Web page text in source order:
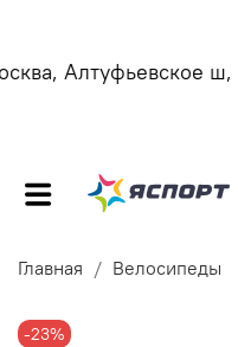
Алтуфьевское ш, 56
Главная Велосипеды
-23%